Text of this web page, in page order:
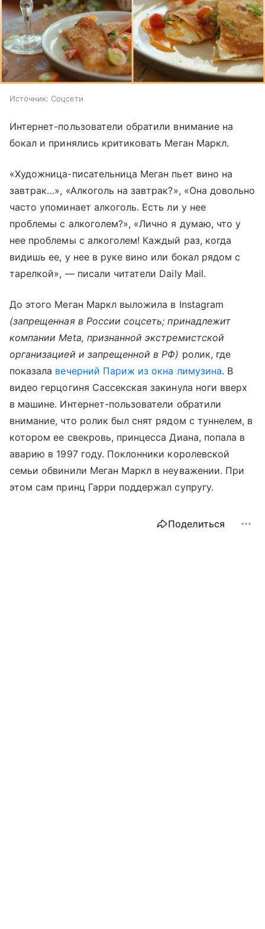
Источник: Соцсети
Интернет-пользователи обратили внимание на
бокал и принялись критиковать Меган Маркл.
«Художница-писательница Меган пьет вино на
завтрак…», «Алкоголь на завтрак?», «Она довольно
часто упоминает алкоголь. Есть ли у нее
проблемы с алкоголем?», «Лично я думаю, что у
нее проблемы с алкоголем! Каждый раз, когда
видишь ее, у нее в руке вино или бокал рядом с
тарелкой», — писали читатели Daily Mail.
До этого Меган Маркл выложила в Instagram
(запрещенная в России соцсеть; принадлежит
компании Meta, признанной экстремистской
организацией и запрещенной в РФ) ролик, где
показала вечерний Париж из окна лимузина. В
видео герцогиня Сассекская закинула ноги вверх
в машине. Интернет-пользователи обратили
внимание, что ролик был снят рядом с туннелем, в
котором ее свекровь, принцесса Диана, попала в
аварию в 1997 году. Поклонники королевской
семьи обвинили Меган Маркл в неуважении. При
этом сам принц Гарри поддержал супругу.
Поделиться